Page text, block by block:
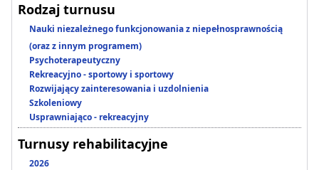
Rodzaj turnusu
Nauki niezależnego funkcjonowania z niepełnosprawnością
(oraz z innym programem)
Psychoterapeutyczny
Rekreacyjno - sportowy i sportowy
Rozwijający zainteresowania i uzdolnienia
Szkoleniowy
Usprawniająco - rekreacyjny
Turnusy rehabilitacyjne
2026